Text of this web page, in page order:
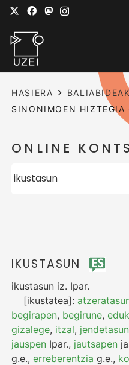
HASIERA
SINONIMOEN HIZTEGIA
ONLINE
IKUSTASUN
ikustasun iz. Ipar.
[ikustatea]:
begirapen, begirune,
gizalege, itzal, jendetasun
jauspen Ipar., jautsapen
g.e.,erreberentzia g.e.,